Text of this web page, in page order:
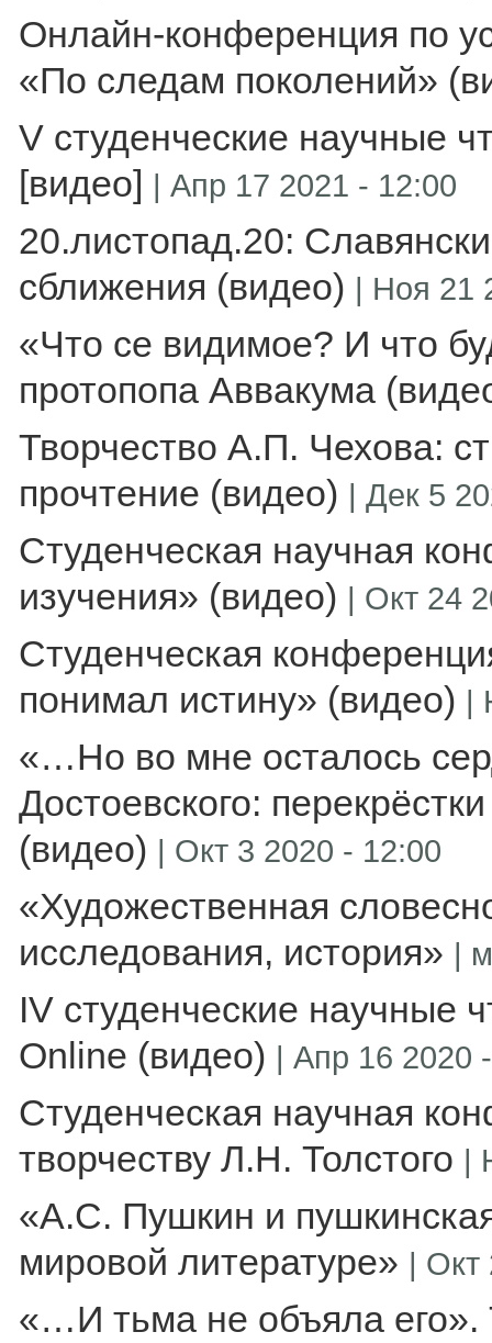
Онлайн-конференция по
«По следам поколений»
V студенческие научные
[видео] | Апр 17 2021 - 12:00
20.листопад.20:
сближения (видео) | Ноя 21
«Что се видимое? И что
протопопа Аввакума
Творчество А.П. Чехова:
прочтение (видео) | Дек 5
Студенческая научная
изучения» (видео) | Окт 24
Студенческая
понимал истину» (видео) |
«…Но во мне осталось
Достоевского:
(видео) | Окт 3 2020 - 12:00
«Художественная
исследования, история» |
IV студенческие научные
Online (видео) | Апр 16 2020
Студенческая научная
творчеству Л.Н. Толстого |
«А.С. Пушкин и
мировой литературе» | Окт
«…И тьма не объяла его».